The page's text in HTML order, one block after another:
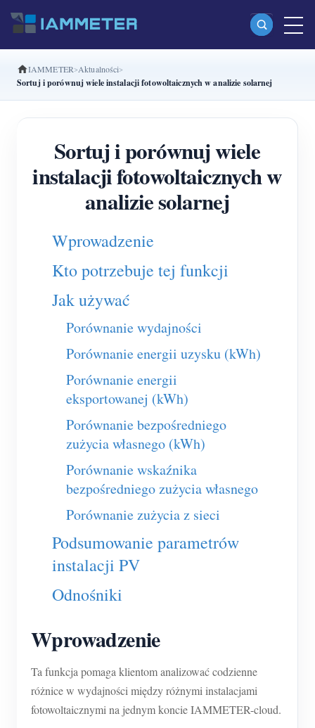
Produkty
(WEM2067)
Trójfazowy licznik energii Wi-Fi (WEM3080T)
Trójfazowy licznik energii Wi-Fi (WEM3046T)
Trójfazowy licznik energii Wi-Fi (WEM3050T)
Kontroler mocy WiFi
IAMMETER Cloud Pro
Usługa self-hosting
Ładowarka EV
Symulator IAMMETER
Licznik wirtualny
System prognozowania i symulacji energii
Aplikacje
Monitor energii systemu PV
Monitor zużycia energii elektrycznej
System sterowania grzałką PV
Automatyka domowa
Monitorowanie energii w fabryce
Sklep
Zasoby
Szybki start produktu
Dokumentacja
Film instruktażowy
Aktualności
Blog
Społeczność
Program współtwórców
Centrum współtwórców
App Store
Eksploruj stronę
Rozwiązania
Kontakt
O nas
IAMMETER Aktualności
Sortuj i porównuj wiele instalacji fotowoltaicznych w analizie solarnej
Sortuj i porównuj wiele
instalacji fotowoltaicznych w
analizie solarnej
Wprowadzenie
Kto potrzebuje tej funkcji
Jak używać
Porównanie wydajności
Porównanie energii uzysku (kWh)
Porównanie energii
eksportowanej (kWh)
Porównanie bezpośredniego
zużycia własnego (kWh)
Porównanie wskaźnika
bezpośredniego zużycia własnego
Porównanie zużycia z sieci
Podsumowanie parametrów
instalacji PV
Odnośniki
Wprowadzenie
Ta funkcja pomaga klientom analizować codzienne
różnice w wydajności między różnymi instalacjami
fotowoltaicznymi na jednym koncie IAMMETER-cloud.